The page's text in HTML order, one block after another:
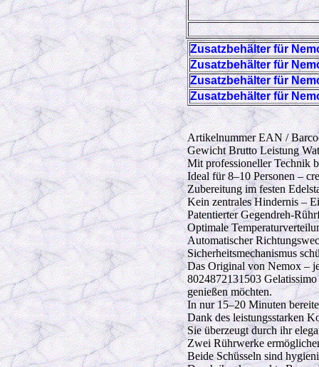
Zusatzbehälter für
Zusatzbehälter für
Zusatzbehälter für
Zusatzbehälter für
Artikelnummer EAN /
Gewicht Brutto Leistung
Mit professioneller Technik
Ideal für 8–10 Personen –
Zubereitung im festen
Kein zentrales Hindernis –
Patentierter Gegendreh-
Optimale
Automatischer
Sicherheitsmechanismus
Das Original von Nemox –
8024872131503
genießen möchten.
In nur 15–20 Minuten
Dank des leistungsstarken
Sie überzeugt durch ihr
Zwei Rührwerke
Beide Schüsseln sind